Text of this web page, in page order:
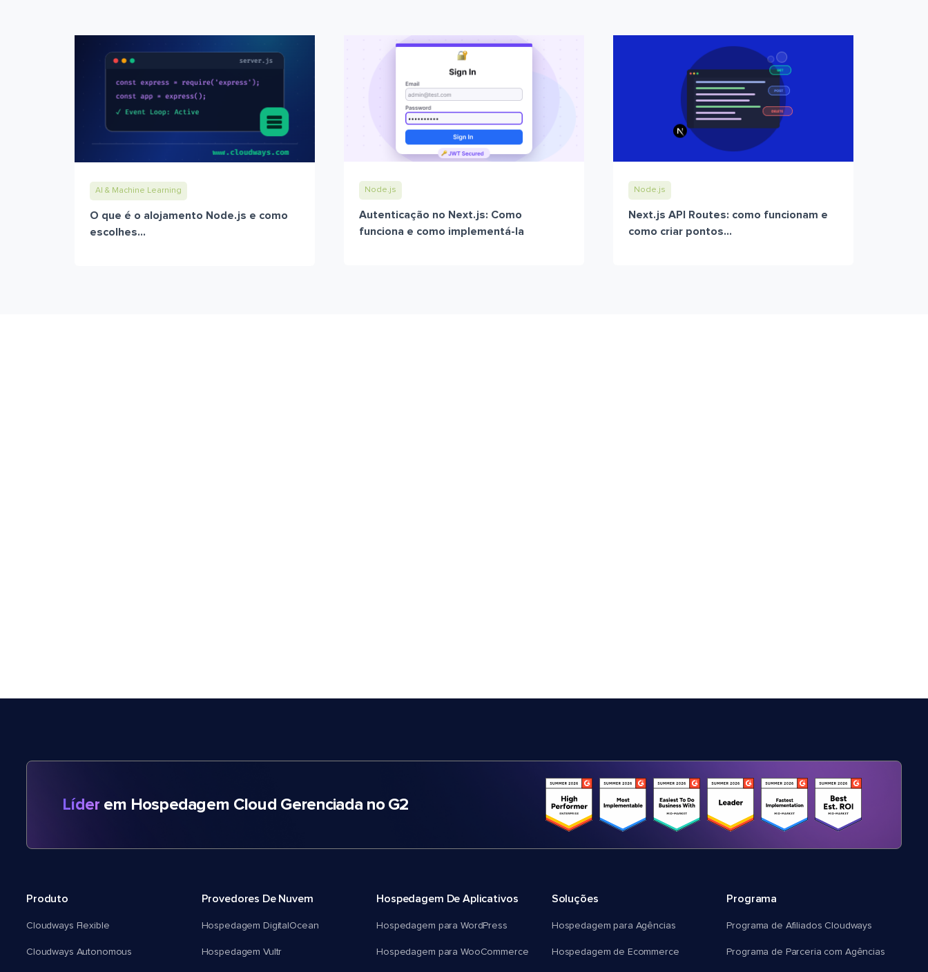
AI & Machine Learning
O que é o alojamento Node.js e como
escolhes...
Node.js
Autenticação no Next.js: Como
funciona e como implementá-la
Node.js
Next.js API Routes: como funcionam e
como criar pontos...
Líder em Hospedagem Cloud Gerenciada no G2
Produto
Cloudways Flexible
Cloudways Autonomous
Provedores De Nuvem
Hospedagem DigitalOcean
Hospedagem Vultr
Hospedagem De Aplicativos
Hospedagem para WordPress
Hospedagem para WooCommerce
Soluções
Hospedagem para Agências
Hospedagem de Ecommerce
Programa
Programa de Afiliados Cloudways
Programa de Parceria com Agências